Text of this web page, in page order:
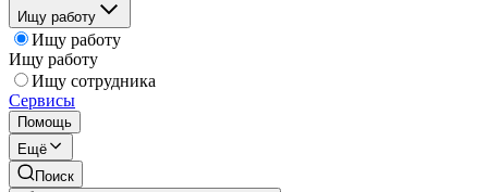
Ищу работу
Ищу работу
Ищу работу
Ищу сотрудника
Сервисы
Помощь
Ещё
Поиск